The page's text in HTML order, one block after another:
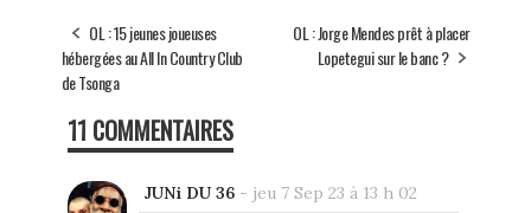
OL : 15 jeunes joueuses
hébergées au All In Country Club
de Tsonga
OL : Jorge Mendes prêt à placer
Lopetegui sur le banc ?
11 COMMENTAIRES
JUNi DU 36- jeu 7 Sep 23 à 13 h 02